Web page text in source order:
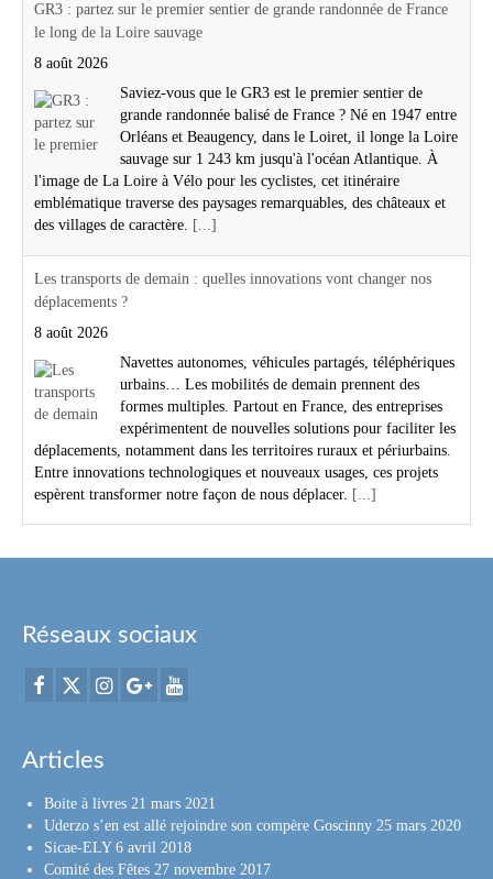
GR3 : partez sur le premier sentier de grande randonnée de France
le long de la Loire sauvage
8 août 2026
Saviez-vous que le GR3 est le premier sentier de
grande randonnée balisé de France ? Né en 1947 entre
Orléans et Beaugency, dans le Loiret, il longe la Loire
sauvage sur 1 243 km jusqu'à l'océan Atlantique. À
l'image de La Loire à Vélo pour les cyclistes, cet itinéraire
emblématique traverse des paysages remarquables, des châteaux et
des villages de caractère. [...]
Les transports de demain : quelles innovations vont changer nos
déplacements ?
8 août 2026
Navettes autonomes, véhicules partagés, téléphériques
urbains… Les mobilités de demain prennent des
formes multiples. Partout en France, des entreprises
expérimentent de nouvelles solutions pour faciliter les
déplacements, notamment dans les territoires ruraux et périurbains.
Entre innovations technologiques et nouveaux usages, ces projets
espèrent transformer notre façon de nous déplacer. [...]
Réseaux sociaux
Articles
Boite à livres 21 mars 2021
Uderzo s’en est allé rejoindre son compère Goscinny 25 mars 2020
Sicae-ELY 6 avril 2018
Comité des Fêtes 27 novembre 2017